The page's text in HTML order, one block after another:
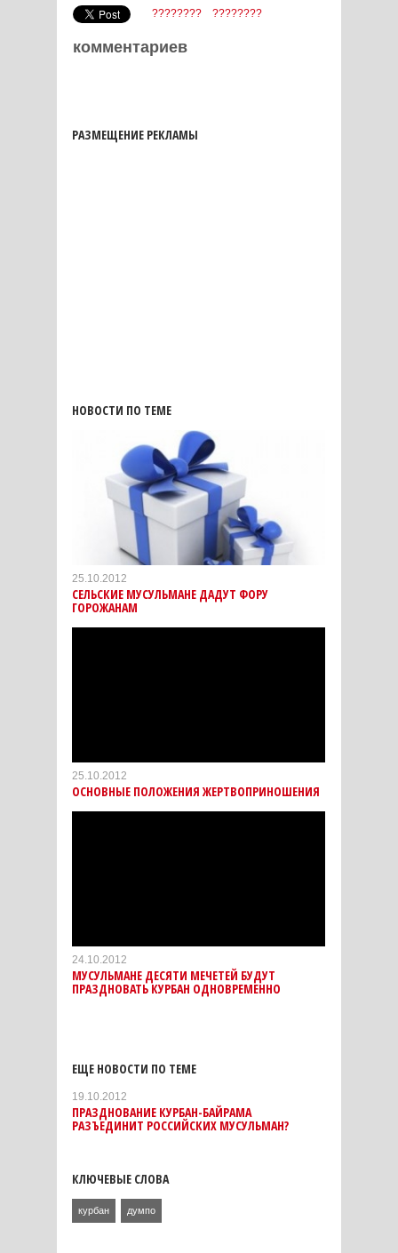
???????? ????????
комментариев
РАЗМЕЩЕНИЕ РЕКЛАМЫ
НОВОСТИ ПО ТЕМЕ
25.10.2012
СЕЛЬСКИЕ МУСУЛЬМАНЕ ДАДУТ ФОРУ
ГОРОЖАНАМ
25.10.2012
ОСНОВНЫЕ ПОЛОЖЕНИЯ ЖЕРТВОПРИНОШЕНИЯ
24.10.2012
МУСУЛЬМАНЕ ДЕСЯТИ МЕЧЕТЕЙ БУДУТ
ПРАЗДНОВАТЬ КУРБАН ОДНОВРЕМЕННО
ЕЩЕ НОВОСТИ ПО ТЕМЕ
19.10.2012
ПРАЗДНОВАНИЕ КУРБАН-БАЙРАМА
РАЗЪЕДИНИТ РОССИЙСКИХ МУСУЛЬМАН?
КЛЮЧЕВЫЕ СЛОВА
курбан думпо